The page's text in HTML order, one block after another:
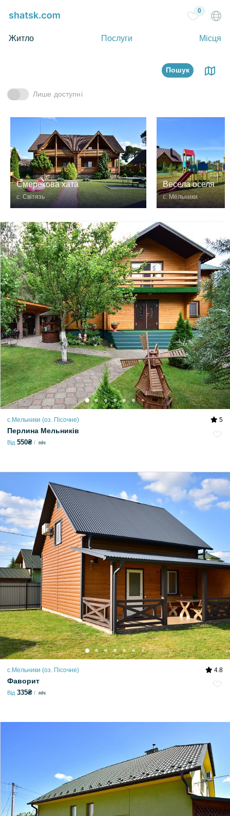
Житло Послуги Місця
0
Пошук
Лише доступні
Смерекова хата
с. Світязь
Весела оселя
с. Мельники
с.Мельники (оз. Пісочне) 5
Перлина Мельників
Від 550₴ ніч
с.Мельники (оз. Пісочне) 4.8
Фаворит
Від 335₴ ніч